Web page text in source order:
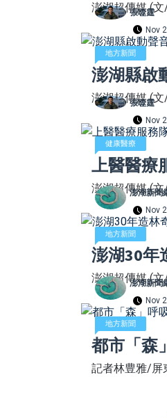
澎湖超傳媒 (
地方新聞
張噬霆
Nov
澎湖縣啟
澎湖超傳媒 (
健康醫療
張噬霆
Nov
上醫醫療
澎湖超傳媒 (
地方新聞
澎湖新聞
Nov
澎湖30年
澎湖超傳媒 (
地方新聞
澎湖新聞
Nov
都市「森
記者林豊雅/屏